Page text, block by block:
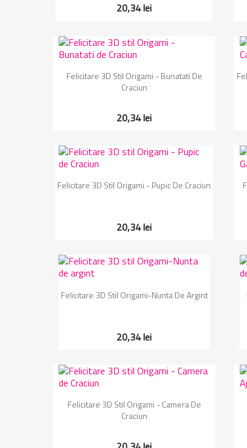
20,34 lei
Vizualizare rapida
Felicitare 3D Stil Origami - Bunatati De
Craciun
20,34 lei
Vizualizare rapida
Felicitare 3D Stil Origami - Pupic De Craciun
20,34 lei
 Vizualizare rapida
Felicitare 3D Stil Origami-Nunta De Argint
20,34 lei
Vizualizare rapida
Felicitare 3D Stil Origami - Camera De
Craciun